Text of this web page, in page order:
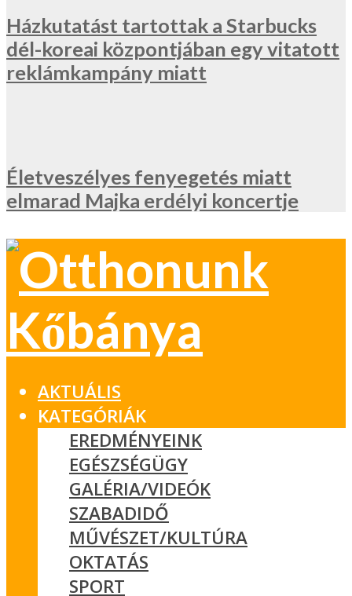
Házkutatást tartottak a Starbucks
dél-koreai központjában egy vitatott
reklámkampány miatt
Életveszélyes fenyegetés miatt
elmarad Majka erdélyi koncertje
AKTUÁLIS
KATEGÓRIÁK
EREDMÉNYEINK
EGÉSZSÉGÜGY
GALÉRIA/VIDEÓK
SZABADIDŐ
MŰVÉSZET/KULTÚRA
OKTATÁS
SPORT